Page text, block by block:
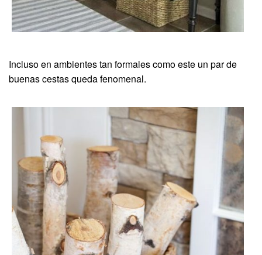
Incluso en ambientes tan formales como este un par de
buenas cestas queda fenomenal.